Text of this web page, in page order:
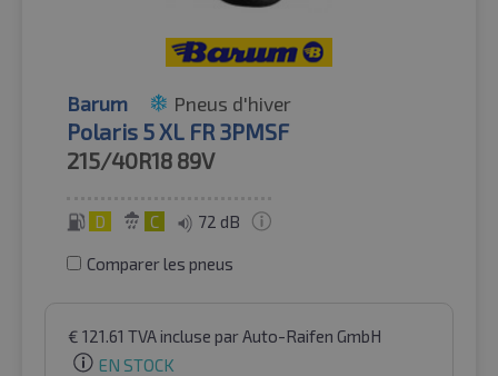
Barum Pneus d'hiver
Polaris 5 XL FR 3PMSF
215/40R18 89V
D C 72 dB
Comparer les pneus
€ 121.61 TVA incluse par Auto-Raifen GmbH
EN STOCK